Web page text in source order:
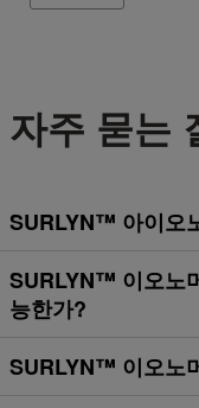
자주 묻는
SURLYN™ 아이오
SURLYN™ 이오노
능한가?
SURLYN™ 이오노